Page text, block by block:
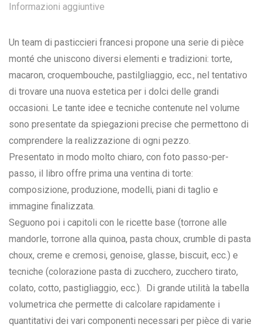
Informazioni aggiuntive
Un team di pasticcieri francesi propone una serie di pièce
monté che uniscono diversi elementi e tradizioni: torte,
macaron, croquembouche, pastilgliaggio, ecc., nel tentativo
di trovare una nuova estetica per i dolci delle grandi
occasioni. Le tante idee e tecniche contenute nel volume
sono presentate da spiegazioni precise che permettono di
comprendere la realizzazione di ogni pezzo.
Presentato in modo molto chiaro, con foto passo-per-
passo, il libro offre prima una ventina di torte:
composizione, produzione, modelli, piani di taglio e
immagine finalizzata.
Seguono poi i capitoli con le ricette base (torrone alle
mandorle, torrone alla quinoa, pasta choux, crumble di pasta
choux, creme e cremosi, genoise, glasse, biscuit, ecc.) e
tecniche (colorazione pasta di zucchero, zucchero tirato,
colato, cotto, pastigliaggio, ecc.). Di grande utilità la tabella
volumetrica che permette di calcolare rapidamente i
quantitativi dei vari componenti necessari per pièce di varie